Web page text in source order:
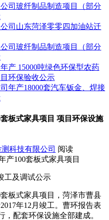
司玻纤制品制造项目（部分
司山东菏泽零零四加油站迁
司玻纤制品制造项目（部分
产 15000吨绿色环保型农药
环保验收公示
年产18000套汽车钣金、焊接
板式家具项目 项目环保设施
科技有限公司 阅读
产100套板式家具项目
工及调试公示
板式家具项目，菏泽市曹县
年12月竣工。曹环报告表
，配套环保设施全部建成。